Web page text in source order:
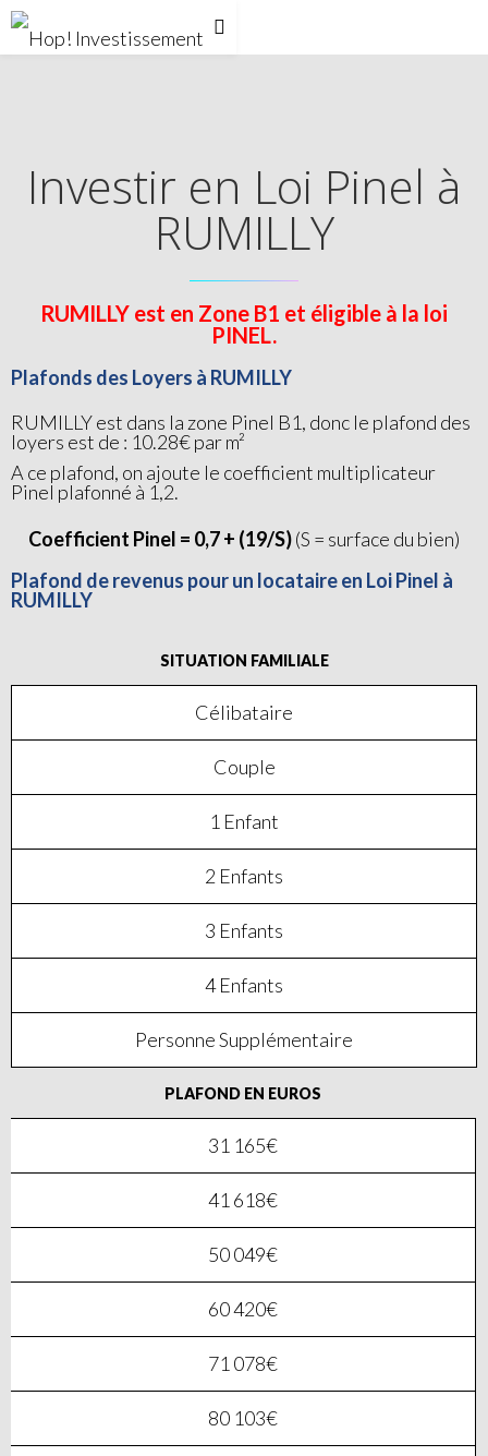
Investir en Loi Pinel à
RUMILLY
RUMILLY est en Zone B1 et éligible à la loi
PINEL.
Plafonds des Loyers à RUMILLY
RUMILLY est dans la zone Pinel B1, donc le plafond des
loyers est de : 10.28€ par m²
A ce plafond, on ajoute le coefficient multiplicateur
Pinel plafonné à 1,2.
Coefficient Pinel = 0,7 + (19/S)(S = surface du bien)
Plafond de revenus pour un locataire en Loi Pinel à
RUMILLY
SITUATION FAMILIALE
Célibataire
Couple
1 Enfant
2 Enfants
3 Enfants
4 Enfants
Personne Supplémentaire
PLAFOND EN EUROS
31 165€
41 618€
50 049€
60 420€
71 078€
80 103€